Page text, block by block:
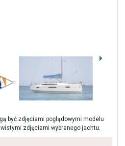
być zdjęciami poglądowymi modelu
zdjęciami wybranego jachtu.